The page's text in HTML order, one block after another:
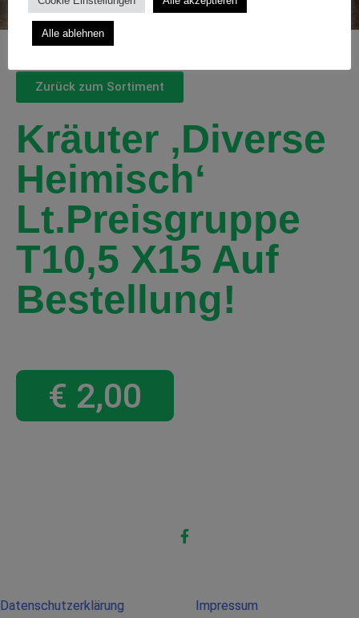
Zurück zum Sortiment
Kräuter ‚diverse
Heimisch‘
Lt.Preisgruppe
T10,5 X15 Auf
Bestellung!
€ 2,00
Impressum
Datenschutzerklärung
Alle ablehnen